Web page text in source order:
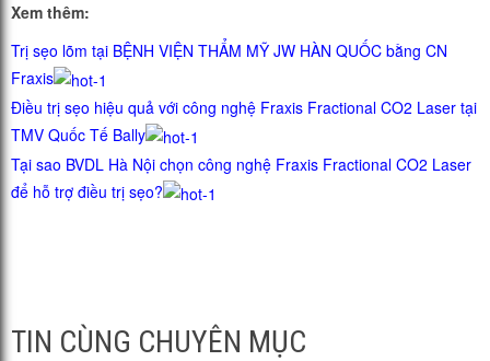
Xem thêm:
Trị sẹo lõm tại BỆNH VIỆN THẨM MỸ JW HÀN QUỐC bằng CN
Fraxis
Điều trị sẹo hiệu quả với công nghệ Fraxis Fractional CO2 Laser tại
TMV Quốc Tế Bally
Tại sao BVDL Hà Nội chọn công nghệ Fraxis Fractional CO2 Laser
để hỗ trợ điều trị sẹo?
TIN CÙNG CHUYÊN MỤC